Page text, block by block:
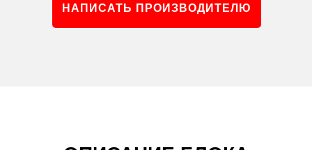
НАПИСАТЬ ПРОИЗВОДИТЕЛЮ